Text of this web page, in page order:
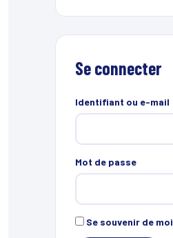
Se connecter
Identifiant ou e-mail
Mot de passe
Se souvenir de moi